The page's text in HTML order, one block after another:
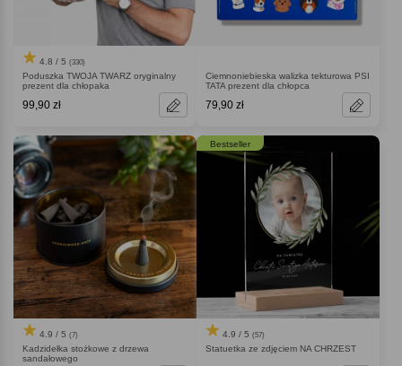
4.8 / 5 (330)
Poduszka TWOJA TWARZ oryginalny
prezent dla chłopaka
99,90 zł
Ciemnoniebieska walizka tekturowa PSI
TATA prezent dla chłopca
79,90 zł
4.9 / 5 (7)
Kadzidełka stożkowe z drzewa
sandałowego
Bestseller
4.9 / 5 (57)
Statuetka ze zdjęciem NA CHRZEST